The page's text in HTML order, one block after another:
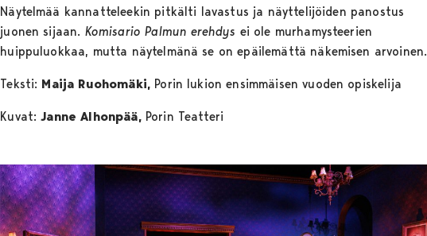
Näytelmää kannatteleekin pitkälti lavastus ja näyttelijöiden panostus
juonen sijaan. Komisario Palmun erehdys ei ole murhamysteerien
huippuluokkaa, mutta näytelmänä se on epäilemättä näkemisen arvoinen.
Teksti: Maija Ruohomäki, Porin lukion ensimmäisen vuoden opiskelija
Kuvat: Janne Alhonpää,Porin Teatteri